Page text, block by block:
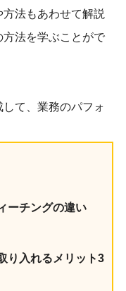
方法もあわせて解説
方法を学ぶことがで
て、業務のパフォ
ーチングの違い
り入れるメリット3